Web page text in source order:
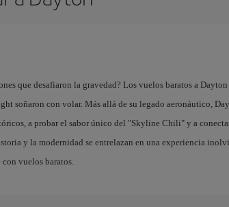
que desafiaron la gravedad? Los vuelos baratos a
soñaron con volar. Más allá de su legado aeronáutico,
a probar el sabor único del "Skyline Chili" y a
y la modernidad se entrelazan en una experiencia
vuelos baratos.